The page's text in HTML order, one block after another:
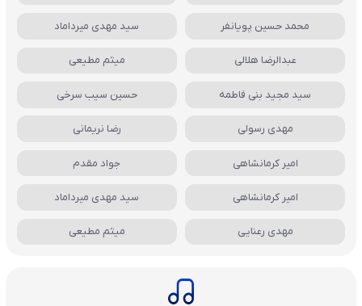
محمد حسین پویانفر سید مهدی میرداماد
عبدالرضا هلالی میثم مطیعی
سید مجید بنی فاطمه حسین سیب سرخی
مهدی رسولی رضا نریمانی
امیر کرمانشاهی جواد مقدم
امیر کرمانشاهی سید مهدی میرداماد
مهدی رعنایی میثم مطیعی